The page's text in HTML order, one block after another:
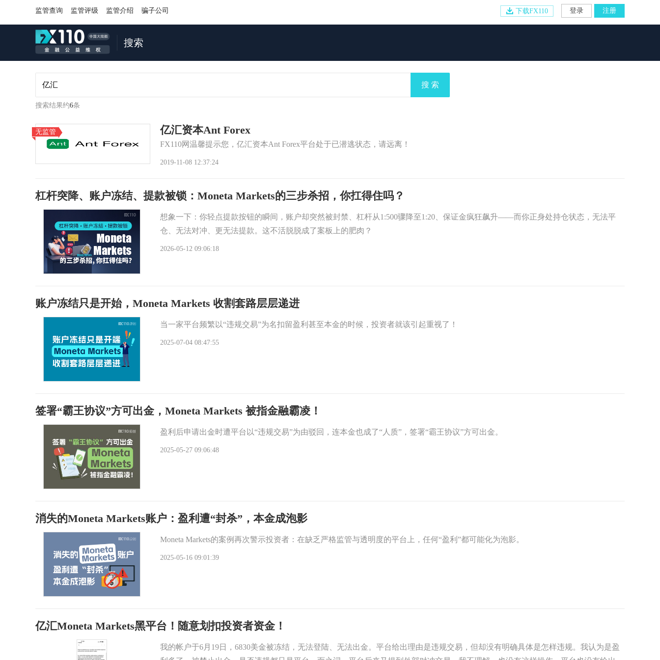
监管查询 监管评级 监管介绍 骗子公司 登录 注册
下载FX110
搜索
搜 索
搜索结果约6条
无监管 亿汇资本Ant Forex
FX110网温馨提示您，亿汇资本Ant Forex平台处于已潜逃状态，请远离！
2019-11-08 12:37:24
杠杆突降、账户冻结、提款被锁：Moneta Markets的三步杀招，你扛得住吗？
想象一下：你轻点提款按钮的瞬间，账户却突然被封禁、杠杆从1:500骤降至1:20、保证金疯狂飙升——而你正身处持仓状态，无法平
仓、无法对冲、更无法提款。这不活脱脱成了案板上的肥肉？
2026-05-12 09:06:18
账户冻结只是开始，Moneta Markets 收割套路层层递进
当一家平台频繁以“违规交易”为名扣留盈利甚至本金的时候，投资者就该引起重视了！
2025-07-04 08:47:55
签署“霸王协议”方可出金，Moneta Markets 被指金融霸凌！
盈利后申请出金时遭平台以“违规交易”为由驳回，连本金也成了“人质”，签署“霸王协议”方可出金。
2025-05-27 09:06:48
消失的Moneta Markets账户：盈利遭“封杀”，本金成泡影
Moneta Markets的案例再次警示投资者：在缺乏严格监管与透明度的平台上，任何“盈利”都可能化为泡影。
2025-05-16 09:01:39
亿汇Moneta Markets黑平台！随意划扣投资者资金！
我的帐户于6月19日，6830美金被冻结，无法登陆、无法出金。平台给出理由是违规交易，但却没有明确具体是怎样违规。我认为是盈